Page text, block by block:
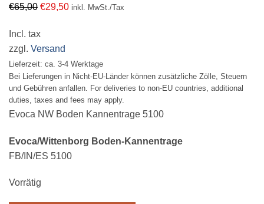
€65,00 Ursprünglicher
war:
€65,00
€29,50Aktueller
inkl. MwSt./Tax
Incl. tax
zzgl. Versand
Lieferzeit: ca. 3-4 Werktage
Bei Lieferungen in Nicht-EU-Länder können zusätzliche Zölle, Steuern
und Gebühren anfallen. For deliveries to non-EU countries, additional
duties, taxes and fees may apply.
Evoca NW Boden Kannentrage 5100
Evoca/Wittenborg Boden-Kannentrage
FB/IN/ES 5100
Vorrätig